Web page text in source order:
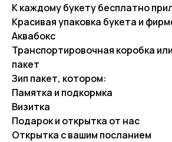
К каждому букету бесплатно
Красивая упаковка букета и
Аквабокс
Транспортировочная коробка
пакет
Зип пакет, котором:
Памятка и подкормка
Визитка
Подарок и открытка от нас
Открытка с вашим посланием